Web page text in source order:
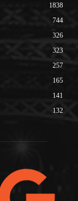
1838
744
326
323
257
165
141
132